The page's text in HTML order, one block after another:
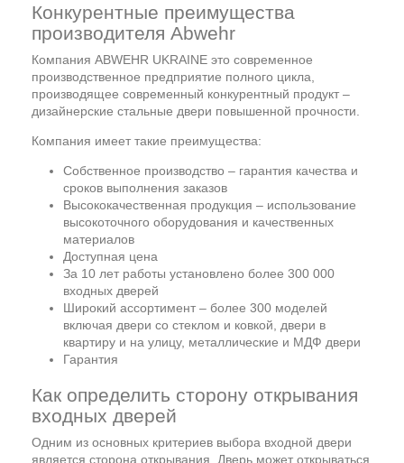
Конкурентные преимущества
производителя Abwehr
Компания ABWEHR UKRAINE это современное
производственное предприятие полного цикла,
производящее современный конкурентный продукт –
дизайнерские стальные двери повышенной прочности.
Компания имеет такие преимущества:
Собственное производство – гарантия качества и
сроков выполнения заказов
Высококачественная продукция – использование
высокоточного оборудования и качественных
материалов
Доступная цена
За 10 лет работы установлено более 300 000
входных дверей
Широкий ассортимент – более 300 моделей
включая двери со стеклом и ковкой, двери в
квартиру и на улицу, металлические и МДФ двери
Гарантия
Как определить сторону открывания
входных дверей
Одним из основных критериев выбора входной двери
является сторона открывания. Дверь может открываться